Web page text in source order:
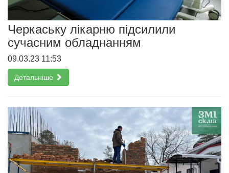
Черкаську лікарню підсилили
сучасним обладнанням
09.03.23 11:53
Детальніше